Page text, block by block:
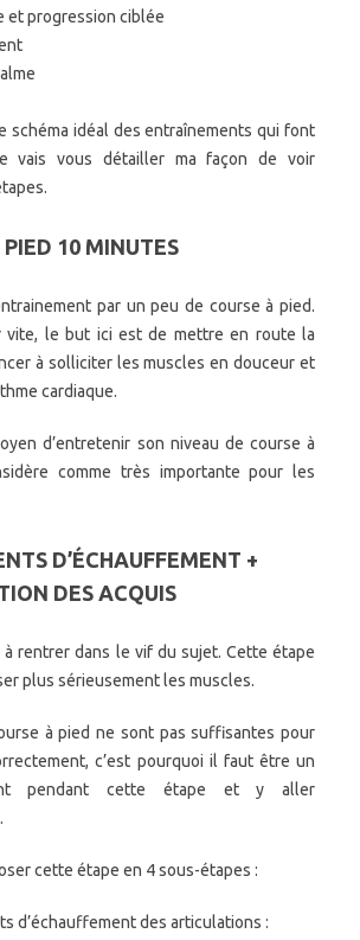
et progression ciblée
schéma idéal des entraînements qui font
vais vous détailler ma façon de voir
PIED 10 MINUTES
par un peu de course à pied.
vite, le but ici est de mettre en route la
à solliciter les muscles en douceur et
cardiaque.
d’entretenir son niveau de course à
comme très importante pour les
D’ÉCHAUFFEMENT +
DES ACQUIS
à rentrer dans le vif du sujet. Cette étape
plus sérieusement les muscles.
à pied ne sont pas suffisantes pour
c’est pourquoi il faut être un
pendant cette étape et y aller
cette étape en 4 sous-étapes :
d’échauffement des articulations :